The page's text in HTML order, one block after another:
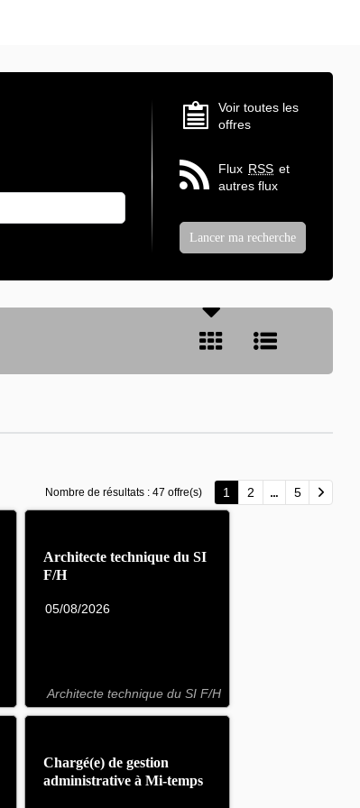
Voir toutes les
offres
Flux RSS et
autres flux
Nombre de résultats : 47 offre(s) 1 2 5
Architecte technique du SI
F/H
05/08/2026
Architecte technique du SI F/H
Chargé(e) de gestion
administrative à Mi-temps